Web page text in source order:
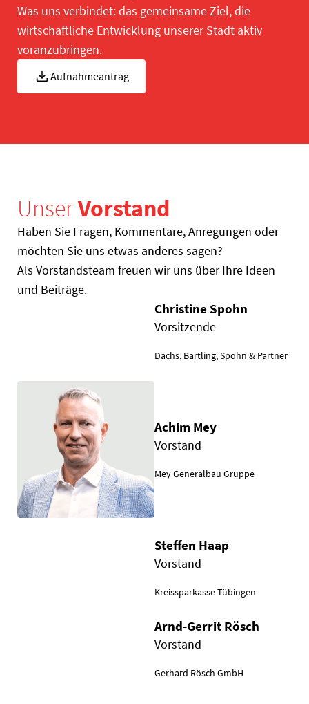
Was uns verbindet: das gemeinsame Ziel, die
wirtschaftliche Entwicklung unserer Stadt aktiv
voranzubringen.
Aufnahmeantrag
UnserVorstand
Haben Sie Fragen, Kommentare, Anregungen oder
möchten Sie uns etwas anderes sagen?
Als Vorstandsteam freuen wir uns über Ihre Ideen
und Beiträge.
Christine Spohn
Vorsitzende
Dachs, Bartling, Spohn & Partner
Achim Mey
Vorstand
Mey Generalbau Gruppe
Steffen Haap
Vorstand
Kreissparkasse Tübingen
Arnd-Gerrit Rösch
Vorstand
Gerhard Rösch GmbH